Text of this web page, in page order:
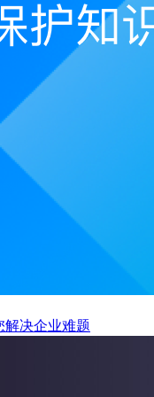
解决企业难题